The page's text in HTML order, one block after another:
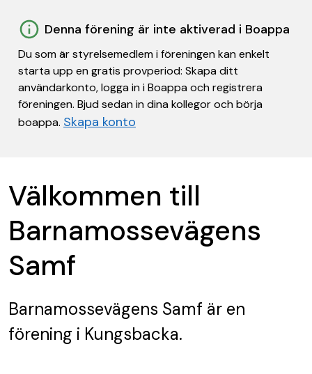
Denna förening är inte aktiverad i Boappa
Du som är styrelsemedlem i föreningen kan enkelt
starta upp en gratis provperiod: Skapa ditt
användarkonto, logga in i Boappa och registrera
föreningen. Bjud sedan in dina kollegor och börja
boappa. Skapa konto
Välkommen till
Barnamossevägens
Samf
Barnamossevägens Samf är en
förening i Kungsbacka.